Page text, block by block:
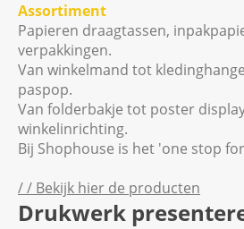
Assortiment
Papieren draagtassen,
verpakkingen.
Van winkelmand tot
paspop.
Van folderbakje tot poster
winkelinrichting.
Bij Shophouse is het 'one stop
/ / Bekijk hier de producten
Drukwerk